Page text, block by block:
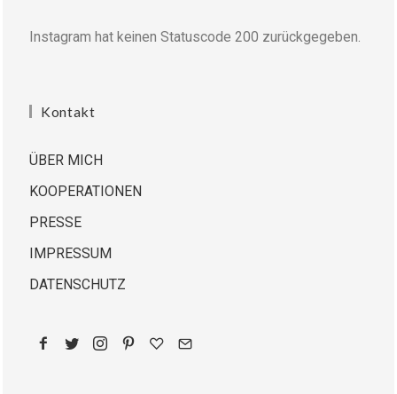
Instagram hat keinen Statuscode 200 zurückgegeben.
Kontakt
ÜBER MICH
KOOPERATIONEN
PRESSE
IMPRESSUM
DATENSCHUTZ